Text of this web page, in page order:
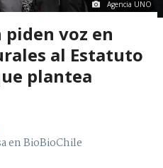
Agencia UNO
piden voz en
al Estatuto
plantea
en BioBioChile